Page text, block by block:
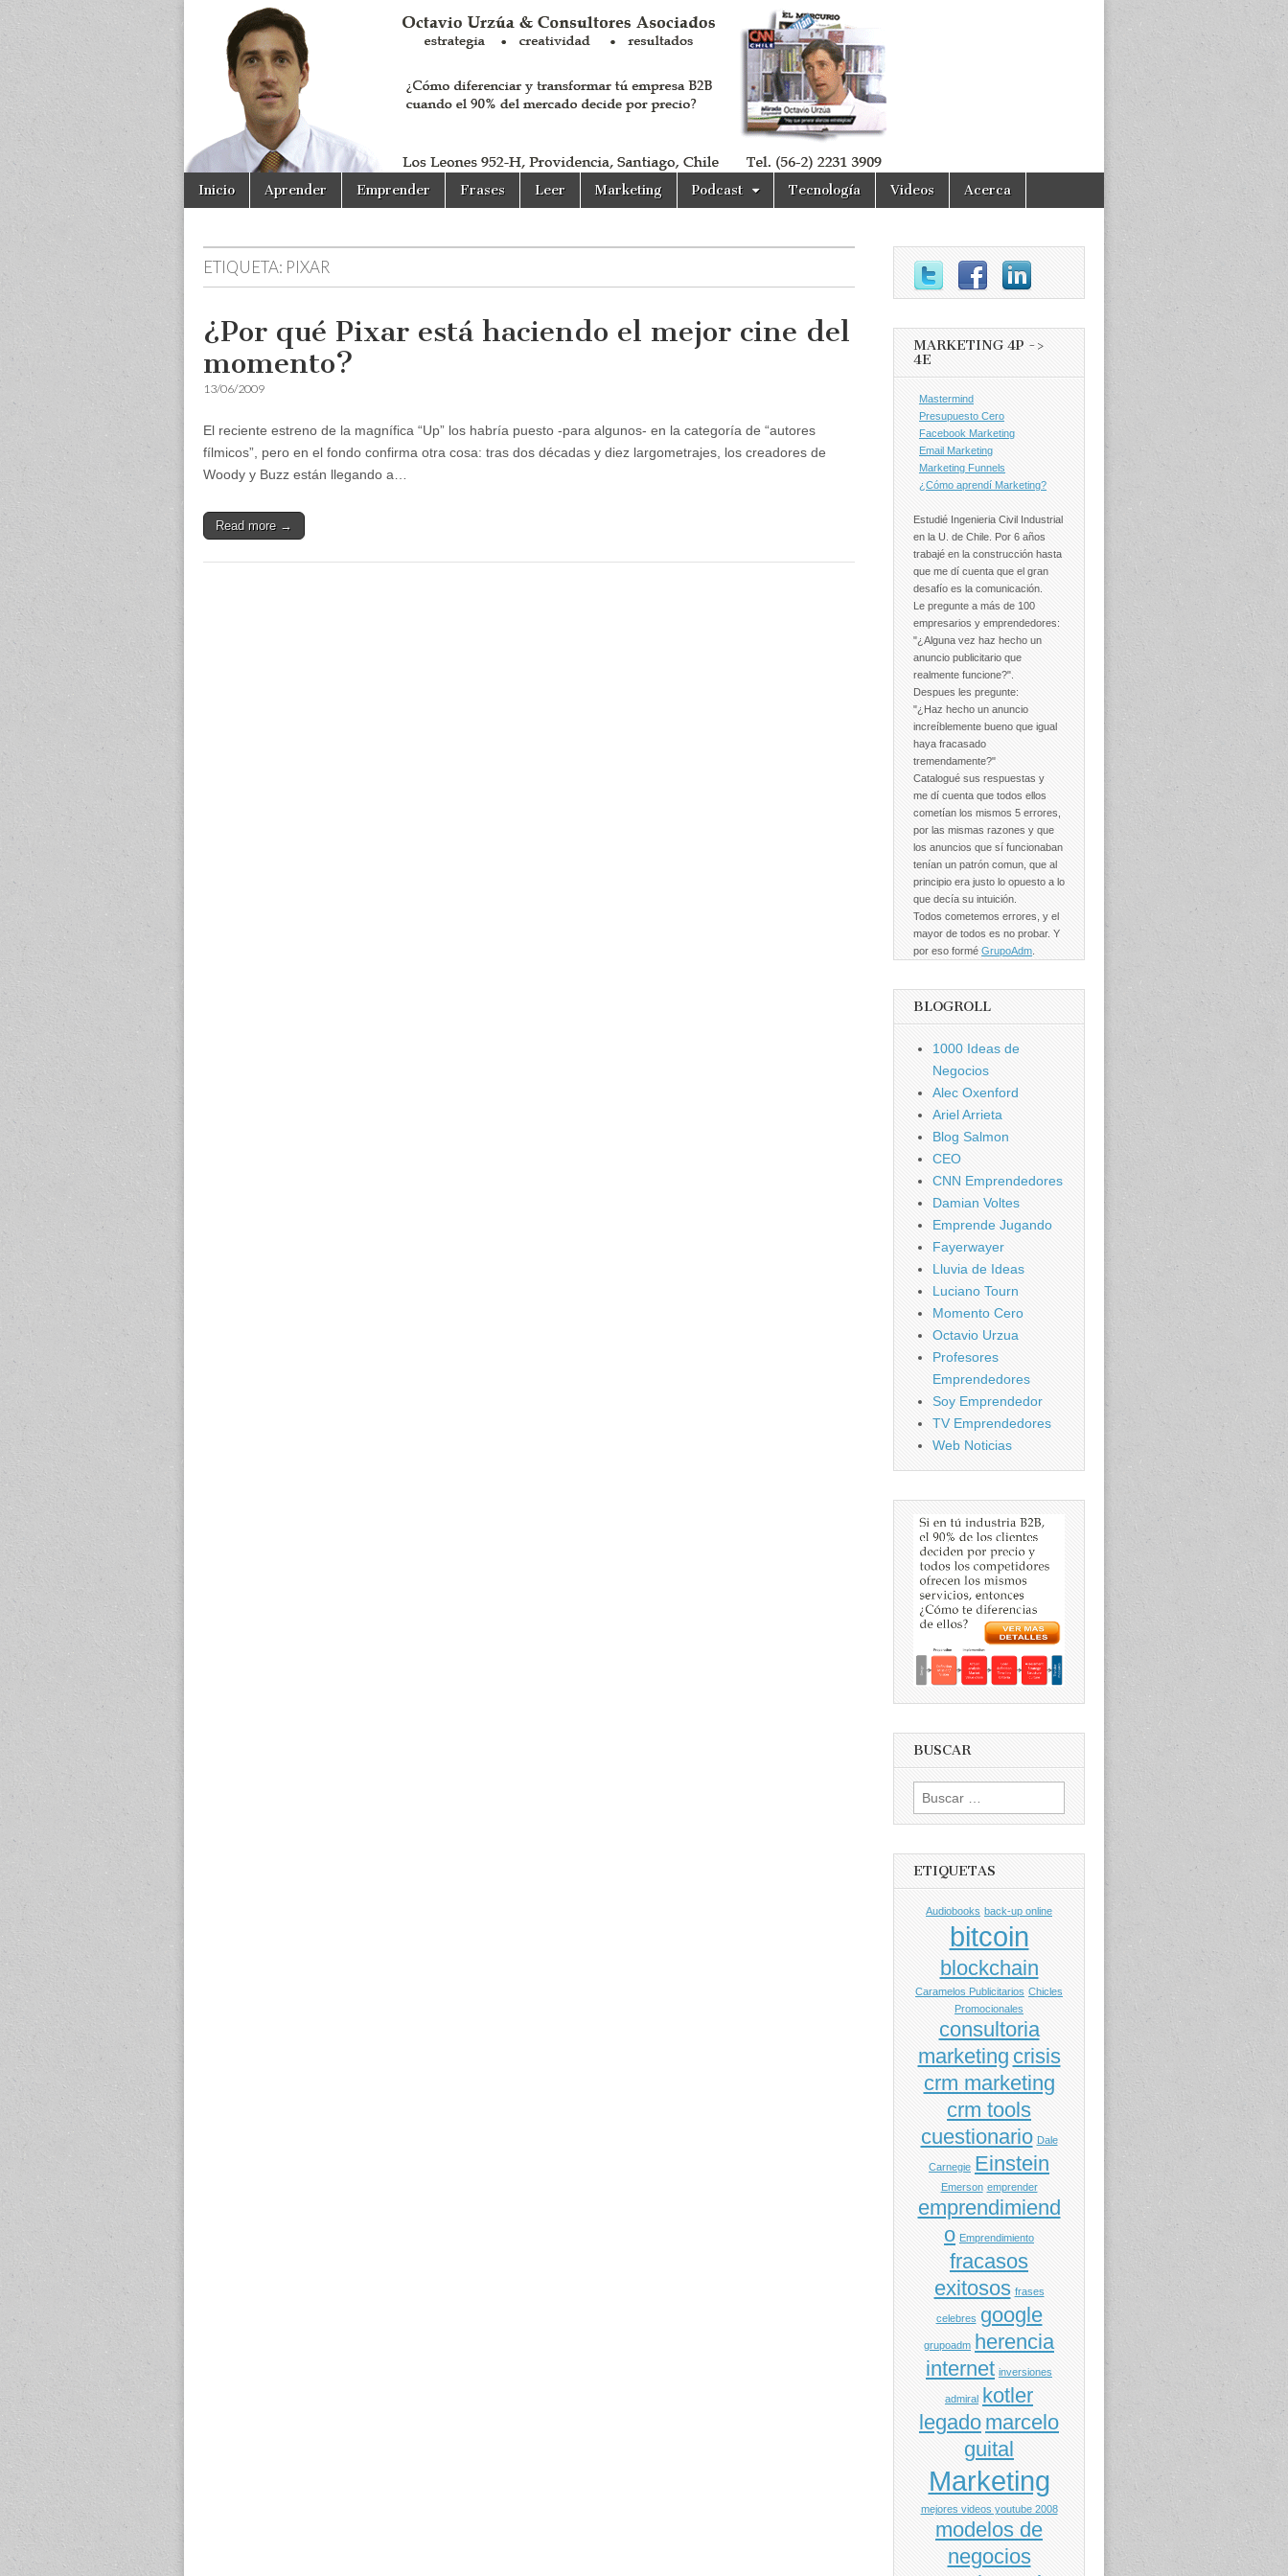
Main
menu
Skip
Inicio Aprender Emprender Frases Leer Marketing Podcast Tecnología Videos Acerca
ETIQUETA: PIXAR
¿Por qué Pixar está haciendo el mejor cine del
momento?
13/06/2009
El reciente estreno de la magnífica “Up” los habría puesto -para algunos- en la categoría de “autores
fílmicos”, pero en el fondo confirma otra cosa: tras dos décadas y diez largometrajes, los creadores de
Woody y Buzz están llegando a…
Read more →
MARKETING 4P ->
4E
Mastermind
Presupuesto Cero
Facebook Marketing
Email Marketing
Marketing Funnels
¿Cómo aprendí Marketing?
Estudié Ingenieria Civil Industrial
en la U. de Chile. Por 6 años
trabajé en la construcción hasta
que me dí cuenta que el gran
desafío es la comunicación.
Le pregunte a más de 100
empresarios y emprendedores:
"¿Alguna vez haz hecho un
anuncio publicitario que
realmente funcione?".
Despues les pregunte:
"¿Haz hecho un anuncio
increíblemente bueno que igual
haya fracasado
tremendamente?"
Catalogué sus respuestas y
me dí cuenta que todos ellos
cometían los mismos 5 errores,
por las mismas razones y que
los anuncios que sí funcionaban
tenían un patrón comun, que al
principio era justo lo opuesto a lo
que decía su intuición.
Todos cometemos errores, y el
mayor de todos es no probar. Y
por eso formé GrupoAdm
BLOGROLL
1000 Ideas de
Negocios
Alec Oxenford
Ariel Arrieta
Blog Salmon
CEO
CNN Emprendedores
Damian Voltes
Emprende Jugando
Fayerwayer
Lluvia de Ideas
Luciano Tourn
Momento Cero
Octavio Urzua
Profesores
Emprendedores
Soy Emprendedor
TV Emprendedores
Web Noticias
BUSCAR
Buscar
por:
ETIQUETAS
Audiobooks back-up online
bitcoin
blockchain
Caramelos Publicitarios Chicles
Promocionales
consultoria
marketing crisis
crm marketing
crm tools
cuestionario Dale
Carnegie Einstein
Emerson emprender
emprendimiend
o Emprendimiento
fracasos
exitosos frases
celebres google
grupoadm herencia
internet inversiones
admiral kotler
legado marcelo
guital
Marketing
mejores videos youtube 2008
modelos de
negocios